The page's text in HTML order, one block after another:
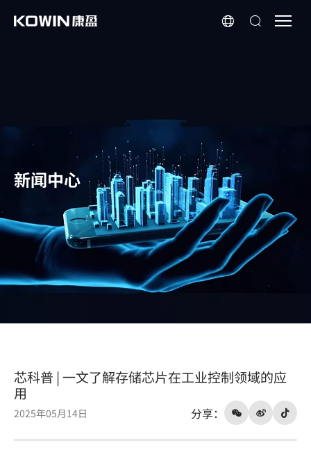
了
片
业
制
新闻中心
芯科普 | 一文了解存储芯片在工业控制领域的应
用
2025年05月14日 分享：